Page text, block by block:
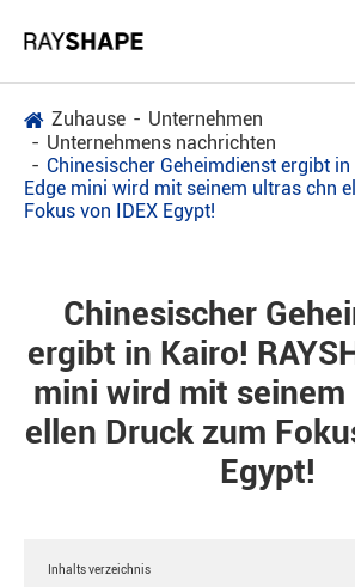
Zuhause
Unternehmen
Unternehmens nachrichten
Chinesischer Geheimdienst ergibt in
Edge mini wird mit seinem ultras chn
Fokus von IDEX Egypt!
Chinesischer
ergibt in Kairo!
mini wird mit seinem
ellen Druck zum
Egypt!
Inhalts verzeichnis